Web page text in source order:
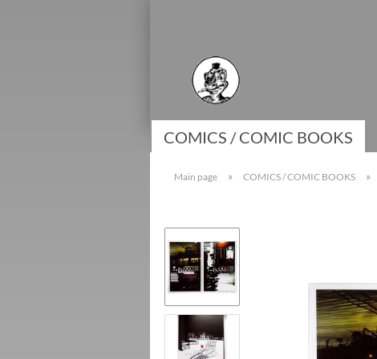
COMICS / COMIC BOOKS
Main page » COMICS / COMIC BOOKS »